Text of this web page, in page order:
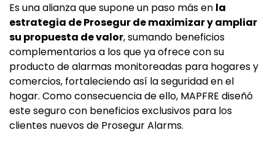
Es una alianza que supone un paso más en la
estrategia de Prosegur de maximizar y ampliar
su propuesta de valor, sumando beneficios
complementarios a los que ya ofrece con su
producto de alarmas monitoreadas para hogares y
comercios, fortaleciendo así la seguridad en el
hogar. Como consecuencia de ello, MAPFRE diseñó
este seguro con beneficios exclusivos para los
clientes nuevos de Prosegur Alarms.